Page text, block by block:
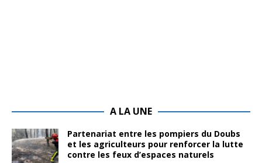
A LA UNE
Partenariat entre les pompiers du Doubs
et les agriculteurs pour renforcer la lutte
contre les feux d’espaces naturels